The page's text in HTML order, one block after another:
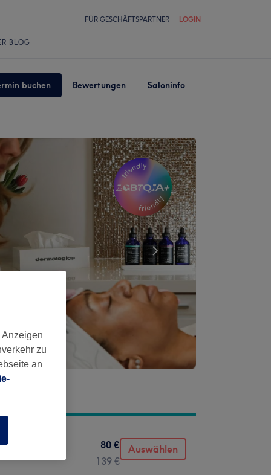
FÜR GESCHÄFTSPARTNER LOGIN
BLOG
buchen Bewertungen Saloninfo
80 €
139 €
Auswählen
zu
an